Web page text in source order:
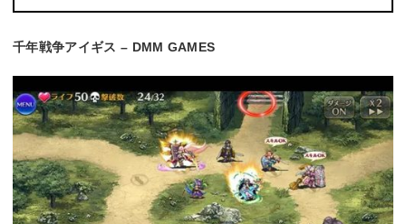
千年戦争アイギス – DMM GAMES